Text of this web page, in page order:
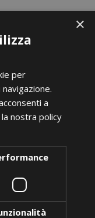
×
per
a
nostra policy